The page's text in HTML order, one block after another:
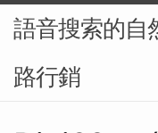
語音搜索的自
路行銷